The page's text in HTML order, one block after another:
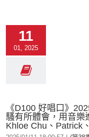
11
01, 2025
《D100 好唱口》
騷有所體會，用音樂
Khloe Chu、Patrick